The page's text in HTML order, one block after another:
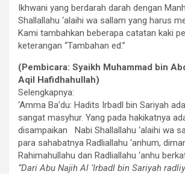
Ikhwani yang berdarah darah dengan
Shallallahu ‘alaihi wa sallam yang harus
Kami tambahkan beberapa catatan kaki
keterangan “Tambahan ed.”
(Pembicara: Syaikh Muhammad bin
Aqil Hafidhahullah)
Selengkapnya:
‘Amma Ba’du: Hadits Irbadl bin Sariyah
sangat masyhur. Yang pada hakikatnya
disampaikan Nabi Shallallahu ‘alaihi wa
para sahabatnya Radliallahu ‘anhum,
Rahimahullahu dan Radliallahu ‘anhu
“Dari Abu Najih Al ‘Irbadl bin Sariyah